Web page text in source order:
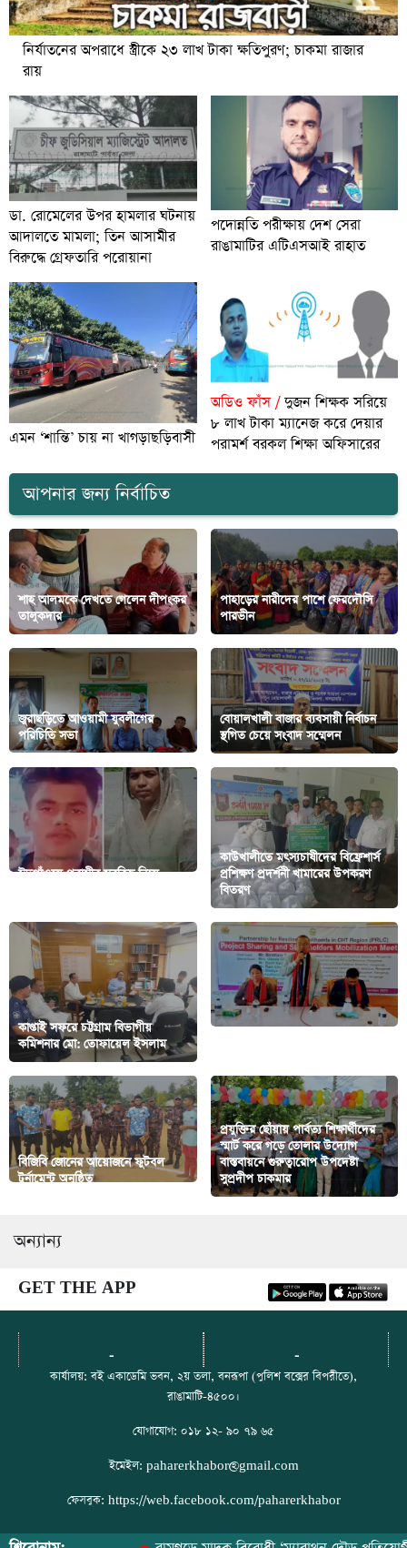
নির্যাতনের অপরাধে স্ত্রীকে ২৩ লাখ টাকা ক্ষতিপুরণ; চাকমা রাজার
রায়
ডা. রোমেলের উপর হামলার ঘটনায়
আদালতে মামলা; তিন আসামীর
বিরুদ্ধে গ্রেফতারি পরোয়ানা
পদোন্নতি পরীক্ষায় দেশ সেরা
রাঙামাটির এটিএসআই রাহাত
এমন ‘শান্তি’ চায় না খাগড়াছড়িবাসী
অডিও ফাঁস /দুজন শিক্ষক সরিয়ে
৮ লাখ টাকা ম্যানেজ করে দেয়ার
পরামর্শ বরকল শিক্ষা অফিসারের
আপনার জন্য নির্বাচিত
শাহ আলমকে দেখতে গেলেন দীপংকর
তালুকদার
পাহাড়ের নারীদের পাশে ফেরদৌসি
পারভীন
জুরাছড়িতে আওয়ামী যুবলীগের
পরিচিতি সভা
বোয়ালখালী বাজার ব্যবসায়ী নির্বাচন
স্থগিত চেয়ে সংবাদ সম্মেলন
ঈদগাঁওয়ে প্রবাসীর সবকিছু নিয়ে
কাউখালীতে মৎস্যচাষীদের বিফ্রেশার্স
প্রশিক্ষণ প্রদর্শনী খামারের উপকরণ
বিতরণ
কাপ্তাই সফরে চট্টগ্রাম বিভাগীয়
কমিশনার মো: তোফায়েল ইসলাম
বিজিবি জোনের আয়োজনে ফুটবল
টুর্নামেন্ট অনুষ্ঠিত
প্রযুক্তির ছোঁয়ায় পার্বত্য শিক্ষার্থীদের
স্মার্ট করে গড়ে তোলার উদ্যোগ
বাস্তবায়নে গুরুত্বারোপ উপদেষ্টা
সুপ্রদীপ চাকমার
অন্যান্য
GET THE APP
- -
কার্যালয়: বই একাডেমি ভবন, ২য় তলা, বনরূপা (পুলিশ বক্সের বিপরীতে),
রাঙামাটি-৪৫০০।
যোগাযোগ: ০১৮ ১২- ৯০ ৭৯ ৬৫
ইমেইল: paharerkhabor@gmail.com
ফেসবুক: https://web.facebook.com/paharerkhabor